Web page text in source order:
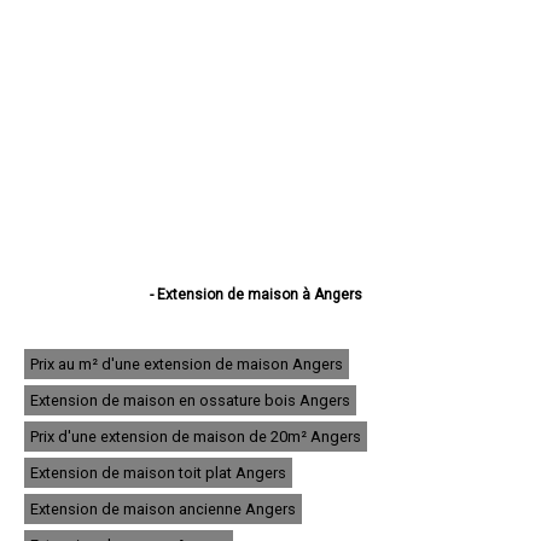
- Extension de maison à Angers
- Extension de maison à Avrillé
- Extension de maison à Trélazé
- Extension de maison à Ponts-de-Cé
- Extension de maison à Saint-Barthélemy-d'Anjou
- Extension de maison à Doué-la-Fontaine
- Extension de maison à Chemillé
- Extension de maison à Montreuil-Juigné
- Extension de maison à Longué-Jumelles
- Extension de maison à Beaupréau
Prix au m² d'une extension de maison Angers
Extension de maison en ossature bois Angers
Prix d'une extension de maison de 20m² Angers
Extension de maison toit plat Angers
Extension de maison ancienne Angers